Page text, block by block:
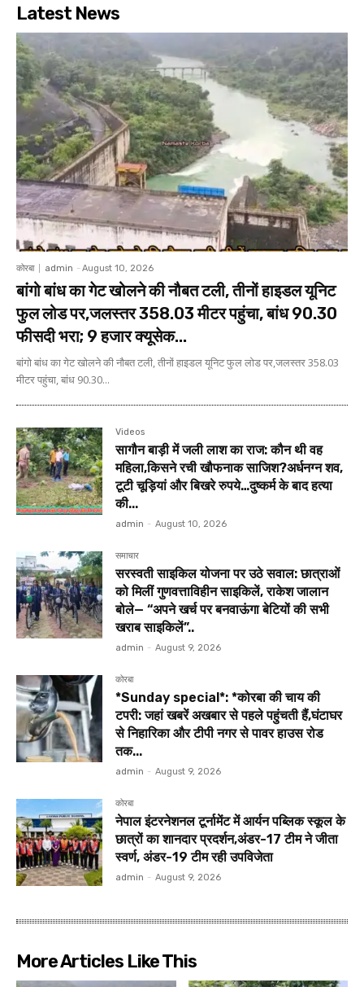
Latest News
कोरबा admin - August 10, 2026
बांगो बांध का गेट खोलने की नौबत टली, तीनों हाइडल यूनिट
फुल लोड पर,जलस्तर 358.03 मीटर पहुंचा, बांध 90.30
फीसदी भरा; 9 हजार क्यूसेक...
बांगो बांध का गेट खोलने की नौबत टली, तीनों हाइडल यूनिट फुल लोड पर,जलस्तर 358.03
मीटर पहुंचा, बांध 90.30...
Videos
सागौन बाड़ी में जली लाश का राज: कौन थी वह
महिला,किसने रची खौफनाक साजिश?अर्धनग्न शव,
टूटी चूड़ियां और बिखरे रुपये…दुष्कर्म के बाद हत्या
की...
admin - August 10, 2026
समाचार
सरस्वती साइकिल योजना पर उठे सवाल: छात्राओं
को मिलीं गुणवत्ताविहीन साइकिलें, राकेश जालान
बोले— “अपने खर्च पर बनवाऊंगा बेटियों की सभी
खराब साइकिलें”..
admin - August 9, 2026
कोरबा
*Sunday special*: *कोरबा की चाय की
टपरी: जहां खबरें अखबार से पहले पहुंचती हैं,घंटाघर
से निहारिका और टीपी नगर से पावर हाउस रोड
तक...
admin - August 9, 2026
कोरबा
नेपाल इंटरनेशनल टूर्नामेंट में आर्यन पब्लिक स्कूल के
छात्रों का शानदार प्रदर्शन,अंडर-17 टीम ने जीता
स्वर्ण, अंडर-19 टीम रही उपविजेता
admin - August 9, 2026
More Articles Like This